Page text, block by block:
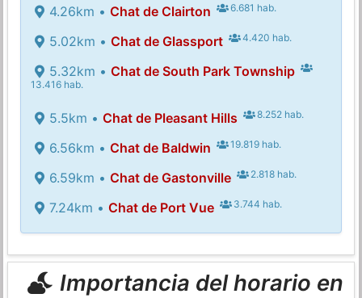
4.26km • Chat de Clairton 6.681 hab.
5.02km • Chat de Glassport 4.420 hab.
5.32km • Chat de South Park Township
13.416 hab.
5.5km • Chat de Pleasant Hills 8.252 hab.
6.56km • Chat de Baldwin 19.819 hab.
6.59km • Chat de Gastonville 2.818 hab.
7.24km • Chat de Port Vue 3.744 hab.
Importancia del horario en